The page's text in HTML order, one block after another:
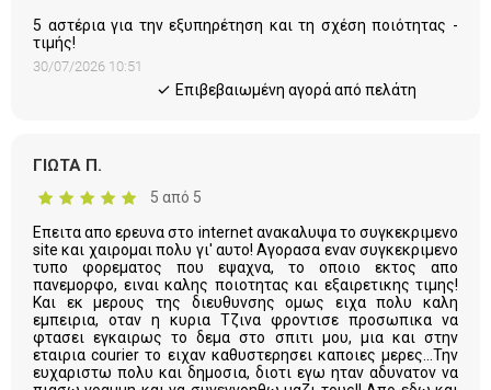
5 αστέρια για την εξυπηρέτηση και τη σχέση ποιότητας -
τιμής!
30/07/2026 10:51
Eπιβεβαιωμένη αγορά από πελάτη
ΓΙΩΤΑ Π.
5 από 5
Επειτα απο ερευνα στο internet ανακαλυψα το συγκεκριμενο
site και χαιρομαι πολυ γι' αυτο! Αγορασα εναν συγκεκριμενο
τυπο φορεματος που εψαχνα, το οποιο εκτος απο
πανεμορφο, ειναι καλης ποιοτητας και εξαιρετικης τιμης!
Και εκ μερους της διευθυνσης ομως ειχα πολυ καλη
εμπειρια, οταν η κυρια Τζινα φροντισε προσωπικα να
φτασει εγκαιρως το δεμα στο σπιτι μου, μια και στην
εταιρια courier το ειχαν καθυστερησει καποιες μερες...Την
ευχαριστω πολυ και δημοσια, διοτι εγω ηταν αδυνατον να